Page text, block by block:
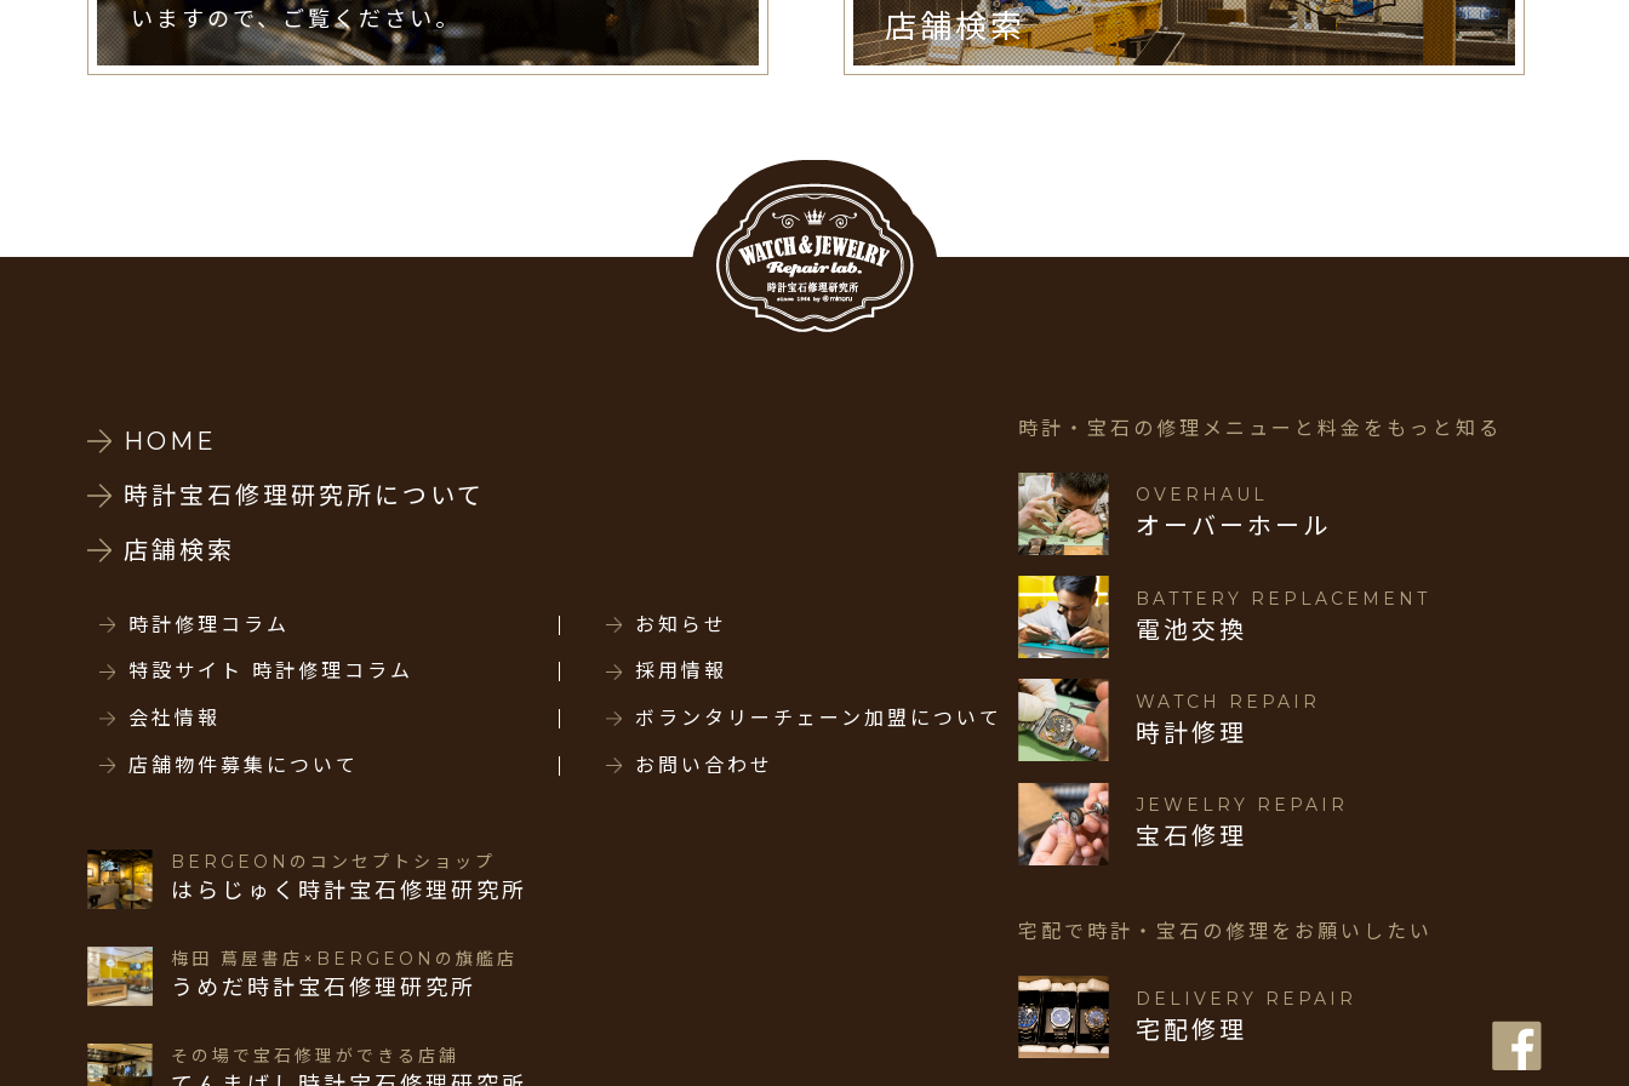
いますので、ご覧ください。 店舗検索
HOME
時計宝石修理研究所について
店舗検索
時計修理コラム お知らせ
特設サイト 時計修理コラム 採用情報
会社情報 ボランタリーチェーン加盟について
店舗物件募集について お問い合わせ
BERGEONのコンセプトショップ
はらじゅく時計宝石修理研究所
梅田 蔦屋書店×BERGEONの旗艦店
うめだ時計宝石修理研究所
その場で宝石修理ができる店舗
時計・宝石の修理メニューと 料金をもっと知る
OVERHAUL
オーバーホール
BATTERY REPLACEMENT
電池交換
WATCH REPAIR
時計修理
JEWELRY REPAIR
宝石修理
宅配で時計・宝石の修理を お願いしたい
DELIVERY REPAIR
宅配修理